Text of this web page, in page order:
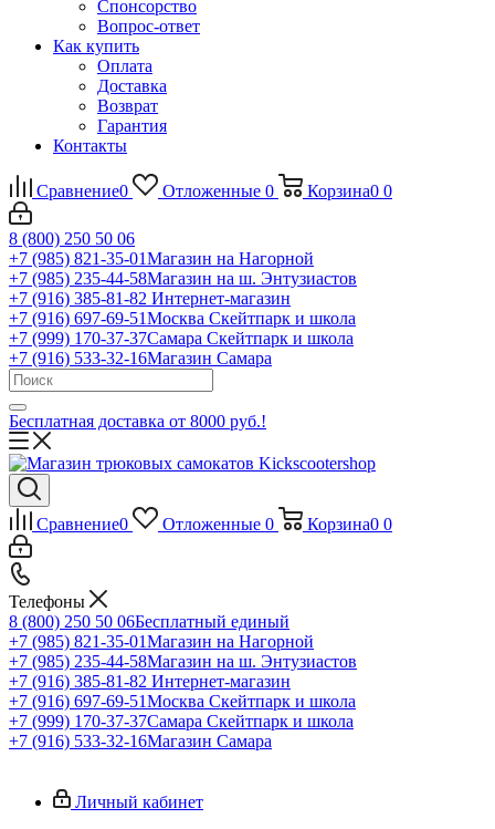
Спонсорство
Вопрос-ответ
Как купить
Оплата
Доставка
Возврат
Гарантия
Контакты
Сравнение0 Отложенные 0 Корзина0 0
8 (800) 250 50 06
+7 (985) 821-35-01Магазин на Нагорной
+7 (985) 235-44-58Магазин на ш. Энтузиастов
+7 (916) 385-81-82 Интернет-магазин
+7 (916) 697-69-51Москва Скейтпарк и школа
+7 (999) 170-37-37Самара Скейтпарк и школа
+7 (916) 533-32-16Магазин Самара
Бесплатная доставка от 8000 руб.!
Сравнение0 Отложенные 0 Корзина0 0
Телефоны
8 (800) 250 50 06Бесплатный единый
+7 (985) 821-35-01Магазин на Нагорной
+7 (985) 235-44-58Магазин на ш. Энтузиастов
+7 (916) 385-81-82 Интернет-магазин
+7 (916) 697-69-51Москва Скейтпарк и школа
+7 (999) 170-37-37Самара Скейтпарк и школа
+7 (916) 533-32-16Магазин Самара
Личный кабинет